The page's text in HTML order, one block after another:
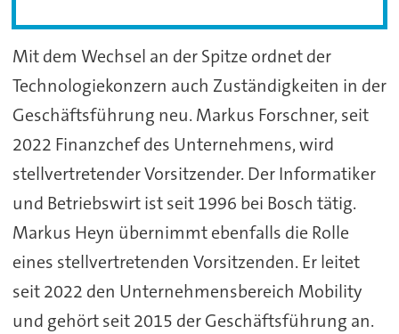
Mit dem Wechsel an der Spitze ordnet der
Technologiekonzern auch Zuständigkeiten in der
Geschäftsführung neu. Markus Forschner, seit
2022 Finanzchef des Unternehmens, wird
stellvertretender Vorsitzender. Der Informatiker
und Betriebswirt ist seit 1996 bei Bosch tätig.
Markus Heyn übernimmt ebenfalls die Rolle
eines stellvertretenden Vorsitzenden. Er leitet
seit 2022 den Unternehmensbereich Mobility
und gehört seit 2015 der Geschäftsführung an.